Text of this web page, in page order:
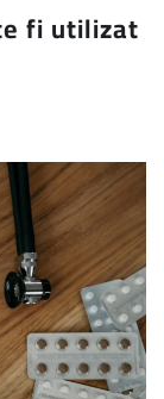
fi utilizat